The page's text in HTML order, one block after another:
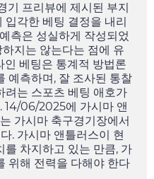
기 프리뷰에 제시된 부지
각한 베팅 결정을 내리
측은 성실하게 작성되었
지는 않는다는 점에 유
인 베팅은 통계적 방법론
예측하며, 잘 조사된 통찰
려는 스포츠 베팅 애호가
14/06/2025에 가시마 앤
가시마 축구경기장에서
. 가시마 앤틀러스이 현
차지하고 있는 만큼, 가
위해 전력을 다해야 한다